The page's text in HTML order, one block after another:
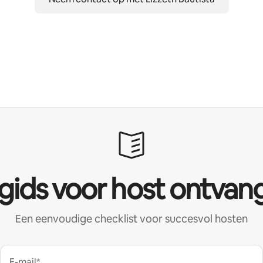
voor host
Een eenvoudige checklist voor succesvol hosten